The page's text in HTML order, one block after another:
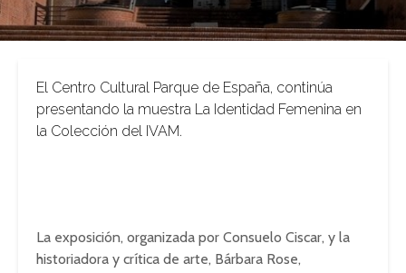
El Centro Cultural Parque de España, continúa
presentando la muestra La Identidad Femenina en
la Colección del IVAM.
La exposición, organizada por Consuelo Ciscar, y la
historiadora y crítica de arte, Bárbara Rose,